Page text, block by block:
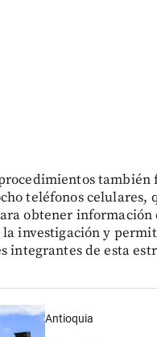
también
teléfonos celulares,
obtener
la investigación y
integrantes de esta
Antioquia